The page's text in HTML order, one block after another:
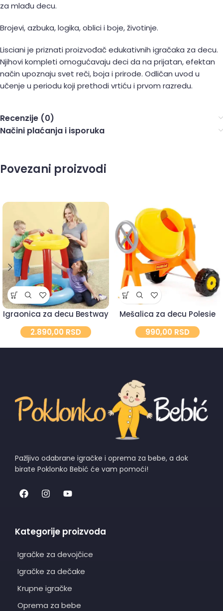
za mlađu decu.
Brojevi, azbuka, logika, oblici i boje, životinje.
Lisciani je priznati proizvođač edukativnih igračaka za decu.
Njihovi kompleti omogućavaju deci da na prijatan, efektan
način upoznaju svet reči, boja i prirode. Odličan uvod u
učenje u periodu koji prethodi vrtiću i prvom razredu.
Recenzije (0)
Načini plaćanja i isporuka
Povezani proizvodi
Igraonica za decu Bestway
2.890,00 RSD
Mešalica za decu Polesie
990,00 RSD
Pažljivo odabrane igračke i oprema za bebe, a dok
birate Poklonko Bebić će vam pomoći!
Kategorije proizvoda
Igračke za devojčice
Igračke za dečake
Krupne igračke
Oprema za bebe